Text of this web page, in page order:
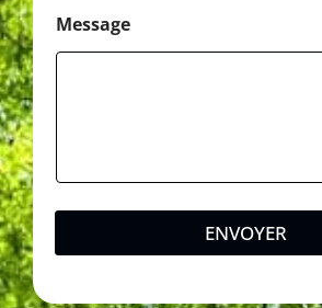
Message
ENVOYER